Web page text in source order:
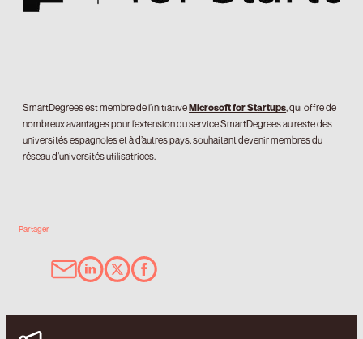
SmartDegrees est membre de l’initiativeMicrosoft for Startups, qui offre de
nombreux avantages pour l’extension du service SmartDegrees au reste des
universités espagnoles et à d’autres pays, souhaitant devenir membres du
réseau d’universités utilisatrices.
Partager